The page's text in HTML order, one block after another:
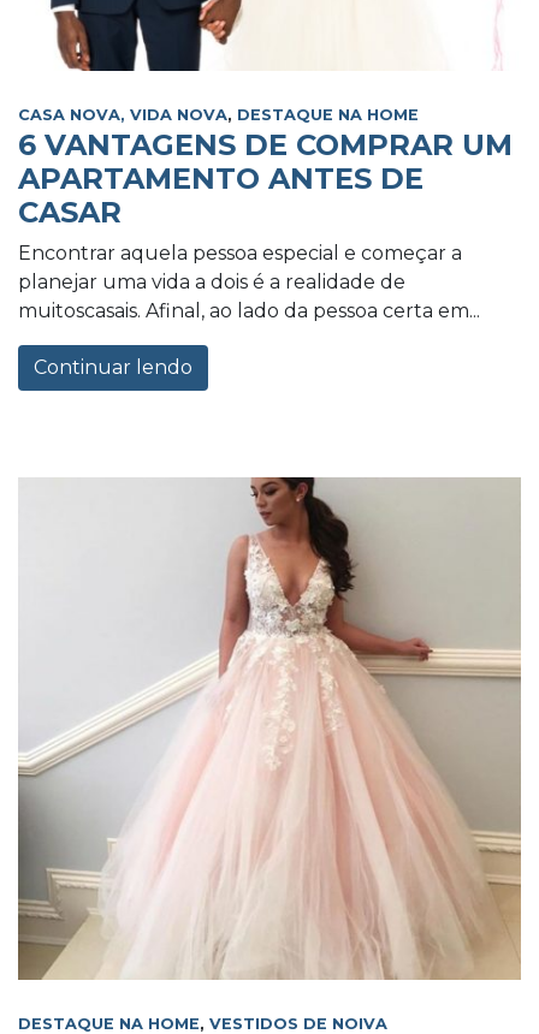
CASA NOVA, VIDA NOVA, DESTAQUE NA HOME
6 VANTAGENS DE COMPRAR UM
APARTAMENTO ANTES DE
CASAR
Encontrar aquela pessoa especial e começar a
planejar uma vida a dois é a realidade de
muitoscasais. Afinal, ao lado da pessoa certa em...
Continuar lendo
DESTAQUE NA HOME, VESTIDOS DE NOIVA